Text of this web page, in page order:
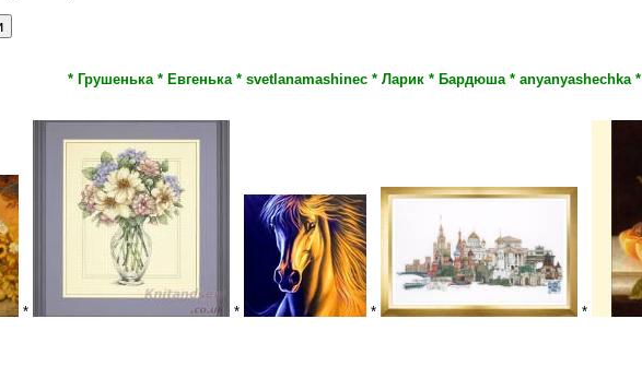
* Грушенька * Евгенька * svetlanamashinec * Ларик * Бардюша * anyanyashechka *
* * * *